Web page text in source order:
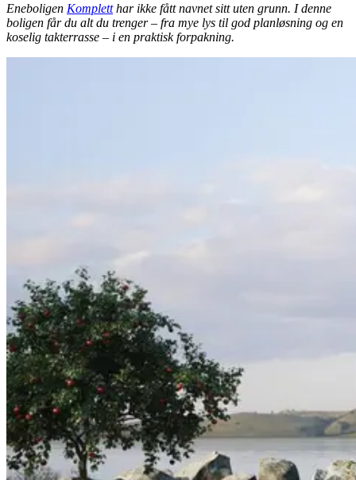
Eneboligen Kompletthar ikke fått navnet sitt uten grunn. I denne
boligen får du alt du trenger – fra mye lys til god planløsning og en
koselig takterrasse – i en praktisk forpakning.